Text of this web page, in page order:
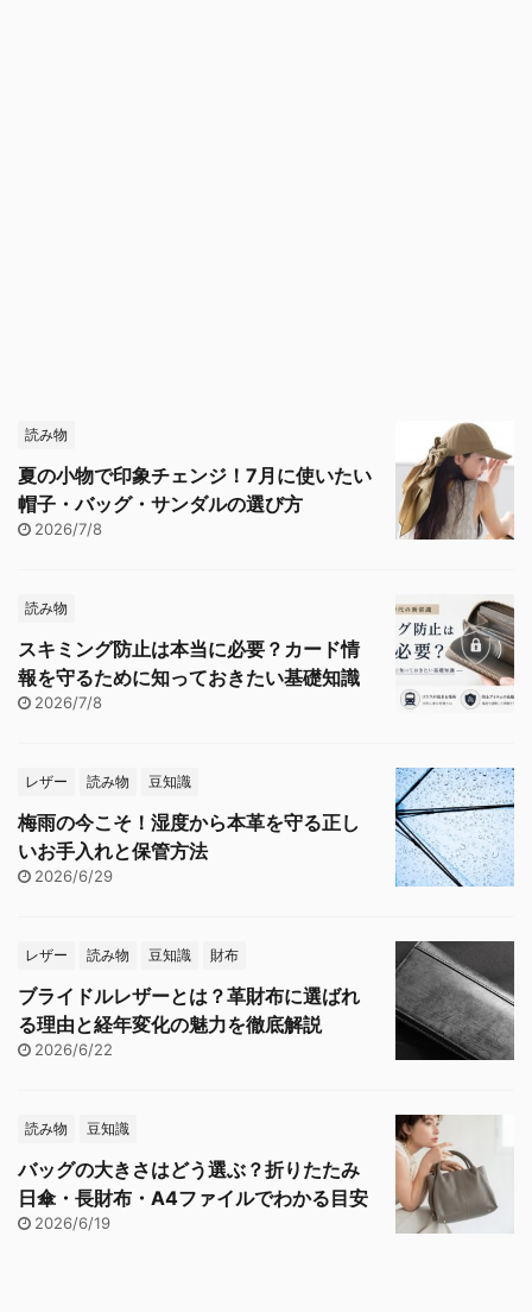
読み物
夏の小物で印象チェンジ！7月に使いたい
帽子・バッグ・サンダルの選び方
2026/7/8
読み物
スキミング防止は本当に必要？カード情
報を守るために知っておきたい基礎知識
2026/7/8
レザー 読み物 豆知識
梅雨の今こそ！湿度から本革を守る正し
いお手入れと保管方法
2026/6/29
レザー 読み物 豆知識 財布
ブライドルレザーとは？革財布に選ばれ
る理由と経年変化の魅力を徹底解説
2026/6/22
読み物 豆知識
バッグの大きさはどう選ぶ？折りたたみ
日傘・長財布・A4ファイルでわかる目安
2026/6/19